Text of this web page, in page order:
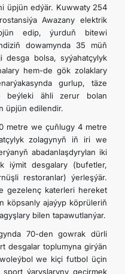
üpjün edýär. Kuwwaty 254
Awazany elektrik
edip, ýurduň bitewi
dowamynda 35 müň
bolsa, syýahatçylyk
hem-de gök zolaklary
gurlup, täze
beýleki ähli zerur bolan
üpjün edilendir.
metre we çuňlugy 4 metre
zolagynyň iň iri we
abadanlaşdyrylan iki
iýmit desgalary (bufetler,
restoranlar) ýerleşýär.
gezelenç katerleri hereket
köpsanly ajaýyp köprüleriň
bilen tapawutlanýar.
70-den gowrak dürli
desgalar toplumyna girýän
we kiçi futbol üçin
ýaryşlaryny geçirmek